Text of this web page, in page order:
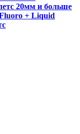
20мм и больше
+ Liquid